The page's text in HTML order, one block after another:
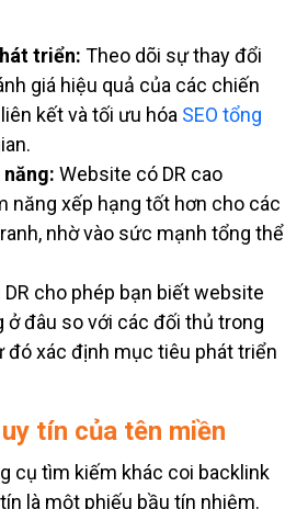
triển: Theo dõi sự thay đổi
giá hiệu quả của các chiến
kết và tối ưu hóa SEO tổng
Website có DR cao
năng xếp hạng tốt hơn cho các
nhờ vào sức mạnh tổng thể
DR cho phép bạn biết website
ở đâu so với các đối thủ trong
đó xác định mục tiêu phát triển
tín của tên miền
cụ tìm kiếm khác coi backlink
là một phiếu bầu tín nhiệm.